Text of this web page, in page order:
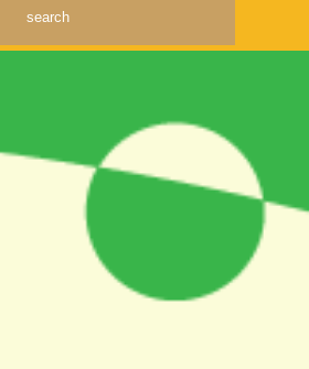
search